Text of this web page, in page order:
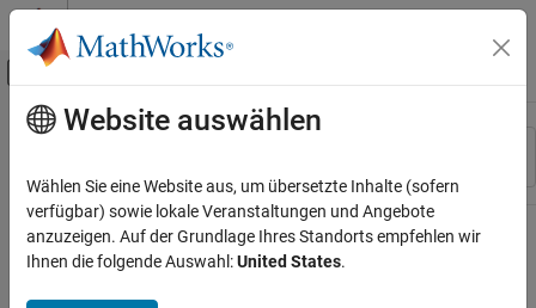
Weiter zum Inhalt
Umschaltung für Off-Canvas-
Ressource
Hauptinhalt
Website auswählen
Wählen Sie eine Website aus, um übersetzte Inhalte (sofern
verfügbar) sowie lokale Veranstaltungen und Angebote
anzuzeigen. Auf der Grundlage Ihres Standorts empfehlen wir
Ihnen die folgende Auswahl:United States.